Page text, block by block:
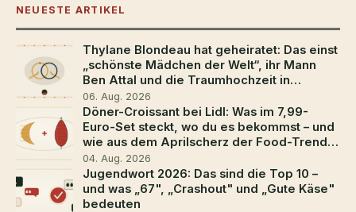
NEUESTE ARTIKEL
Thylane Blondeau hat geheiratet: Das einst
„schönste Mädchen der Welt“, ihr Mann
Ben Attal und die Traumhochzeit in
Südfrankreich
06. Aug. 2026
Döner-Croissant bei Lidl: Was im 7,99-
Euro-Set steckt, wo du es bekommst – und
wie aus dem Aprilscherz der Food-Trend
2026 wurde
04. Aug. 2026
Jugendwort 2026: Das sind die Top 10 –
und was „67", „Crashout" und „Gute Käse"
bedeuten